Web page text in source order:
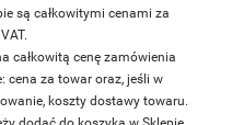
są całkowitymi cenami za
całkowitą cenę zamówienia
cena za towar oraz, jeśli w
koszty dostawy towaru.